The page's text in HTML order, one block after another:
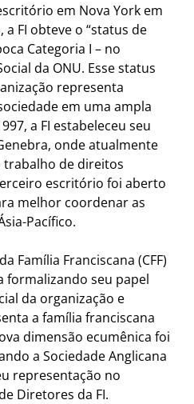
em Nova York em
a FI obteve o “status de
Categoria I – no
da ONU. Esse status
representa
em uma ampla
a FI estabeleceu seu
onde atualmente
de direitos
escritório foi aberto
melhor coordenar as
Pacífico.
Família Franciscana (CFF)
formalizando seu papel
da organização e
a família franciscana
dimensão ecumênica foi
a Sociedade Anglicana
representação no
Diretores da FI.